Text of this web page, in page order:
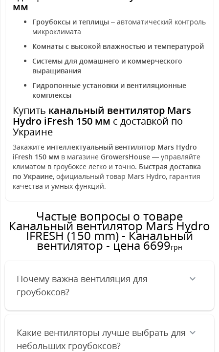
мм
Гроубоксы и теплицы – автоматический контроль
микроклимата
Комнаты с высокой влажностью и температурой
Системы для домашнего и коммерческого
выращивания
Гидропонные установки и вентиляционные
комплексы
Купить канальный вентилятор Mars
Hydro iFresh 150 мм с доставкой по
Украине
Закажите интеллектуальный вентилятор Mars Hydro
iFresh 150 мм в магазине GrowersHouse — управляйте
климатом в гроубоксе легко и точно. Быстрая доставка
по Украине, официальный товар Mars Hydro, гарантия
качества и умных функций.
Частые вопросы о товаре
Канальный вентилятор Mars Hydro
IFRESH (150 mm) - Канальный
вентилятор - цена 6699грн
Почему важна вентиляция для
гроубоксов?
Какие вентиляторы лучше выбрать для
небольших гроубоксов?